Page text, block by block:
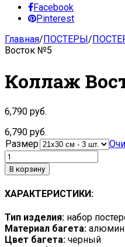
Facebook
Pinterest
Главная/ПОСТЕРЫ/
Восток №5
Коллаж
6,790 руб.
6,790 руб.
Размер
В корзину
ХАРАКТЕРИСТИКИ:
Тип изделия: набор
Материал багета:
Цвет багета: черный